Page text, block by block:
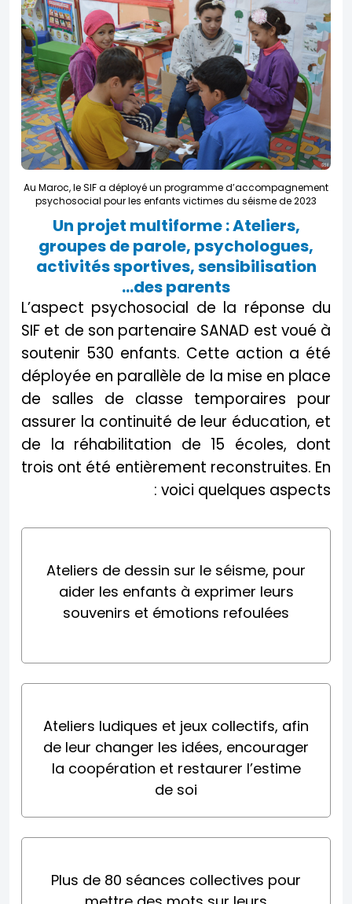
Au Maroc, le SIF a déployé un programme d’accompagnement
psychosocial pour les enfants victimes du séisme de 2023
Un projet multiforme : Ateliers,
groupes de parole, psychologues,
activités sportives, sensibilisation
des parents…
L’aspect psychosocial de la réponse du
SIF et de son partenaire SANAD est voué à
soutenir 530 enfants. Cette action a été
déployée en parallèle de la mise en place
de salles de classe temporaires pour
assurer la continuité de leur éducation, et
de la réhabilitation de 15 écoles, dont
trois ont été entièrement reconstruites. En
voici quelques aspects :
Ateliers de dessin sur le séisme, pour
aider les enfants à exprimer leurs
souvenirs et émotions refoulées
Ateliers ludiques et jeux collectifs, afin
de leur changer les idées, encourager
la coopération et restaurer l’estime
de soi
Plus de 80 séances collectives pour